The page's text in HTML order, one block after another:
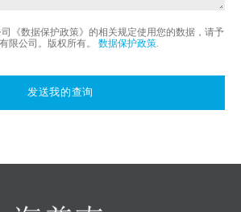
《数据保护政策》的相关规定使用您的数据，请予
限公司。版权所有。 数据保护政策.
发送我的查询